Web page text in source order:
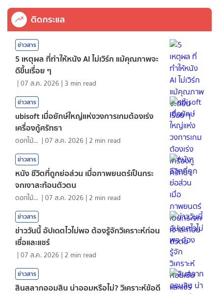
ติดกระแส
ข่าวสาร
5 เหตุผล ที่ทำให้หนัง AI ไม่เวิร์ก แม้คุณภาพจะ
ดีขึ้นเรื่อย ๆ
|07 ส.ค. 2026 | 3 min read
ข่าวสาร
ubisoft เมื่อยักษ์ใหญ่แห่งวงการเกมต้องเร่ง
เครื่องกู้ศรัทธา
ดอกไม้กับสายน้ำ |07 ส.ค. 2026 | 2 min read
ข่าวสาร
หนัง ชีวิตที่ถูกย่อส่วน เมื่อภาพยนตร์เป็นกระ
จกเงาสะท้อนตัวตน
ดอกไม้กับสายน้ำ |07 ส.ค. 2026 | 2 min read
ข่าวสาร
ข่าววันนี้ อัปเดตไวไม่พอ ต้องรู้จักวิเคราะห์ก่อน
เชื่อและแชร์
|07 ส.ค. 2026 | 2 min read
ข่าวสาร
สินสลากออมสิน น่าออมหรือไม่? วิเคราะห์ข้อดี